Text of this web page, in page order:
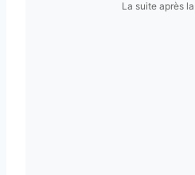
La suite après